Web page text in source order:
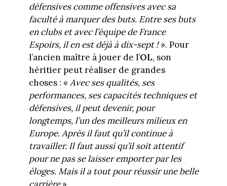
défensives comme offensives avec sa
faculté à marquer des buts. Entre ses buts
en clubs et avec l’équipe de France
Espoirs, il en est déjà à dix-sept !». Pour
l’ancien maître à jouer de l’OL, son
héritier peut réaliser de grandes
choses : « Avec ses qualités, ses
performances, ses capacités techniques et
défensives, il peut devenir, pour
longtemps, l’un des meilleurs milieux en
Europe. Après il faut qu’il continue à
travailler. Il faut aussi qu’il soit attentif
pour ne pas se laisser emporter par les
éloges. Mais il a tout pour réussir une belle
carrière».